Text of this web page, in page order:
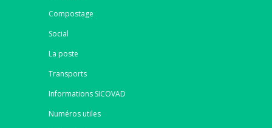
Compostage
Social
La poste
Transports
Informations SICOVAD
Numéros utiles